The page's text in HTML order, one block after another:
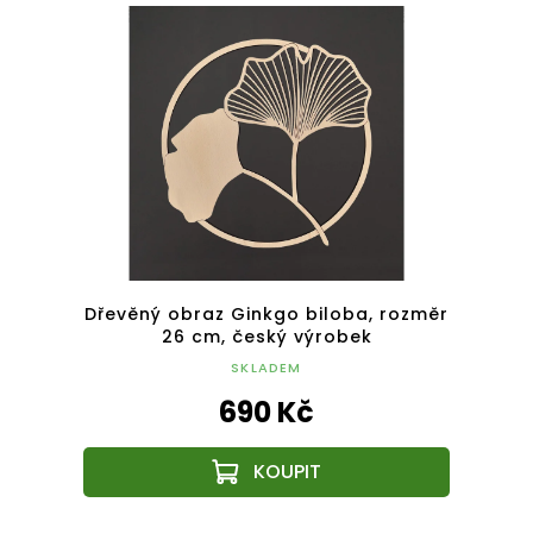
Dřevěný obraz Ginkgo biloba, rozměr
26 cm, český výrobek
SKLADEM
690 Kč